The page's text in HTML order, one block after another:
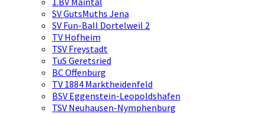
SV GutsMuths Jena
SV Fun-Ball Dortelweil 2
TV Hofheim
TSV Freystadt
TuS Geretsried
BC Offenburg
TV 1884 Marktheidenfeld
BSV Eggenstein-Leopoldshafen
TSV Neuhausen-Nymphenburg